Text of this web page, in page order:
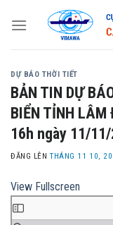
DỰ BÁO THỜI TIẾT
BẢN TIN DỰ
BIỂN TỈNH
16h ngày 11/
ĐĂNG LÊNTHÁNG 11 10,
View Fullscreen